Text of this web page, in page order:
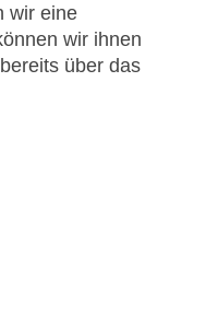
wir eine
wir ihnen
über das